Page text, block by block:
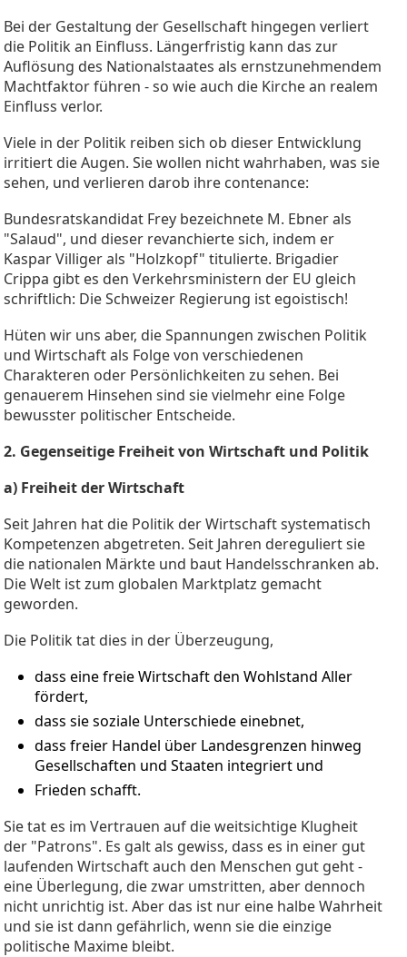
Bei der Gestaltung der Gesellschaft hingegen verliert
die Politik an Einfluss. Längerfristig kann das zur
Auflösung des Nationalstaates als ernstzunehmendem
Machtfaktor führen - so wie auch die Kirche an realem
Einfluss verlor.
Viele in der Politik reiben sich ob dieser Entwicklung
irritiert die Augen. Sie wollen nicht wahrhaben, was sie
sehen, und verlieren darob ihre contenance:
Bundesratskandidat Frey bezeichnete M. Ebner als
"Salaud", und dieser revanchierte sich, indem er
Kaspar Villiger als "Holzkopf" titulierte. Brigadier
Crippa gibt es den Verkehrsministern der EU gleich
schriftlich: Die Schweizer Regierung ist egoistisch!
Hüten wir uns aber, die Spannungen zwischen Politik
und Wirtschaft als Folge von verschiedenen
Charakteren oder Persönlichkeiten zu sehen. Bei
genauerem Hinsehen sind sie vielmehr eine Folge
bewusster politischer Entscheide.
2. Gegenseitige Freiheit von Wirtschaft und Politik
a) Freiheit der Wirtschaft
Seit Jahren hat die Politik der Wirtschaft systematisch
Kompetenzen abgetreten. Seit Jahren dereguliert sie
die nationalen Märkte und baut Handelsschranken ab.
Die Welt ist zum globalen Marktplatz gemacht
geworden.
Die Politik tat dies in der Überzeugung,
dass eine freie Wirtschaft den Wohlstand Aller
fördert,
dass sie soziale Unterschiede einebnet,
dass freier Handel über Landesgrenzen hinweg
Gesellschaften und Staaten integriert und
Frieden schafft.
Sie tat es im Vertrauen auf die weitsichtige Klugheit
der "Patrons". Es galt als gewiss, dass es in einer gut
laufenden Wirtschaft auch den Menschen gut geht -
eine Überlegung, die zwar umstritten, aber dennoch
nicht unrichtig ist. Aber das ist nur eine halbe Wahrheit
und sie ist dann gefährlich, wenn sie die einzige
politische Maxime bleibt.